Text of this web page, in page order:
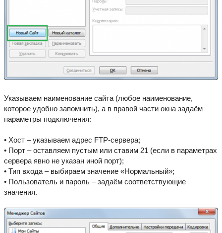
Указываем наименование сайта (любое наименование,
которое удобно запомнить), а в правой части окна задаём
параметры подключения:
• Хост – указываем адрес FTP-сервера;
• Порт – оставляем пустым или ставим 21 (если в параметрах
сервера явно не указан иной порт);
• Тип входа – выбираем значение «Нормальный»;
• Пользователь и пароль – задаём соответствующие
значения.